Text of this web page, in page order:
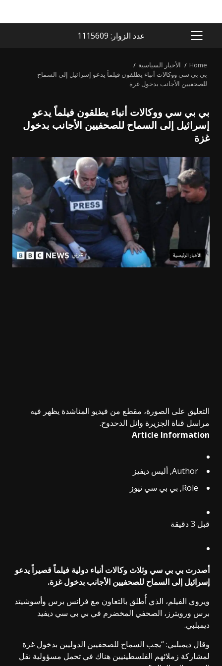
PRIMARY
عدد الزوار: 1115609
Home
الأخبار السياسية
بي بي سي ووكالات أنباء يطلقون فيلماً يدعو إسرائيل إلى السماح
للصحفيين الأجانب بدخول غزة
بي بي سي ووكالات أنباء يطلقون فيلماً يدعو
إسرائيل إلى السماح للصحفيين الأجانب بدخول
غزة
التعليق على الصورة، مقطع من فيديو المناشدة يظهر فيه
مراسل قناة الجزيرة وائل الدحدوح.
Article Information
Author, أليس ديفيز
Role, بي بي سي نيوز
قبل 3 دقيقة
أصدرت بي بي سي وثلاث وكالات أنباء دولية فيلماً قصيراً يدعو
إسرائيل إلى السماح للصحفيين الأجانب بدخول غزة.
ويروي الفيلم، الذي أُطلق بالتعاون مع فرانس برس وأسوشيتد
برس ورويترز، الصحفي المخضرم في بي بي سي ديفيد
ديمبلبي.
وقال ديمبلبي: “يجب السماح للصحفيين الدوليين بدخول غزة
لمشاركة زملائهم الفلسطينيين هناك في تحمل مسؤولية نقل